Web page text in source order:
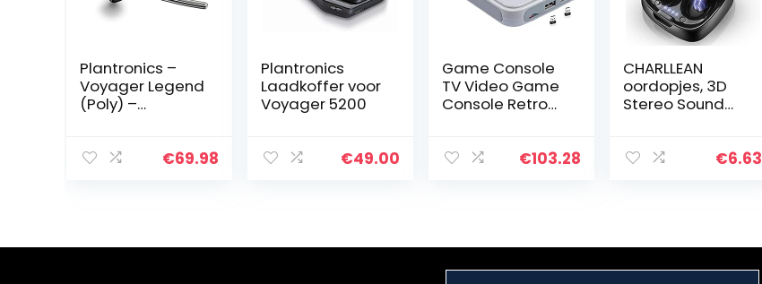
Plantronics –
Voyager Legend
(Poly) –
headset
telefoon –
€69.98
Plantronics
Laadkoffer voor
Voyager 5200
€49.00
Game Console
TV Video Game
Console Retro
Childhood €103.28
CHARLLEAN
oordopjes, 3D
Stereo Sound
met 70 g Super
€6.63